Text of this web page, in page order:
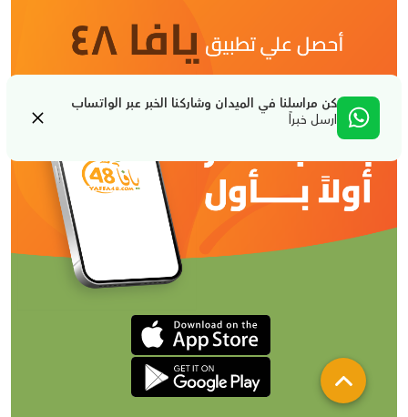
كن مراسلنا في الميدان وشاركنا الخبر عبر الواتساب
ارسل خبراً